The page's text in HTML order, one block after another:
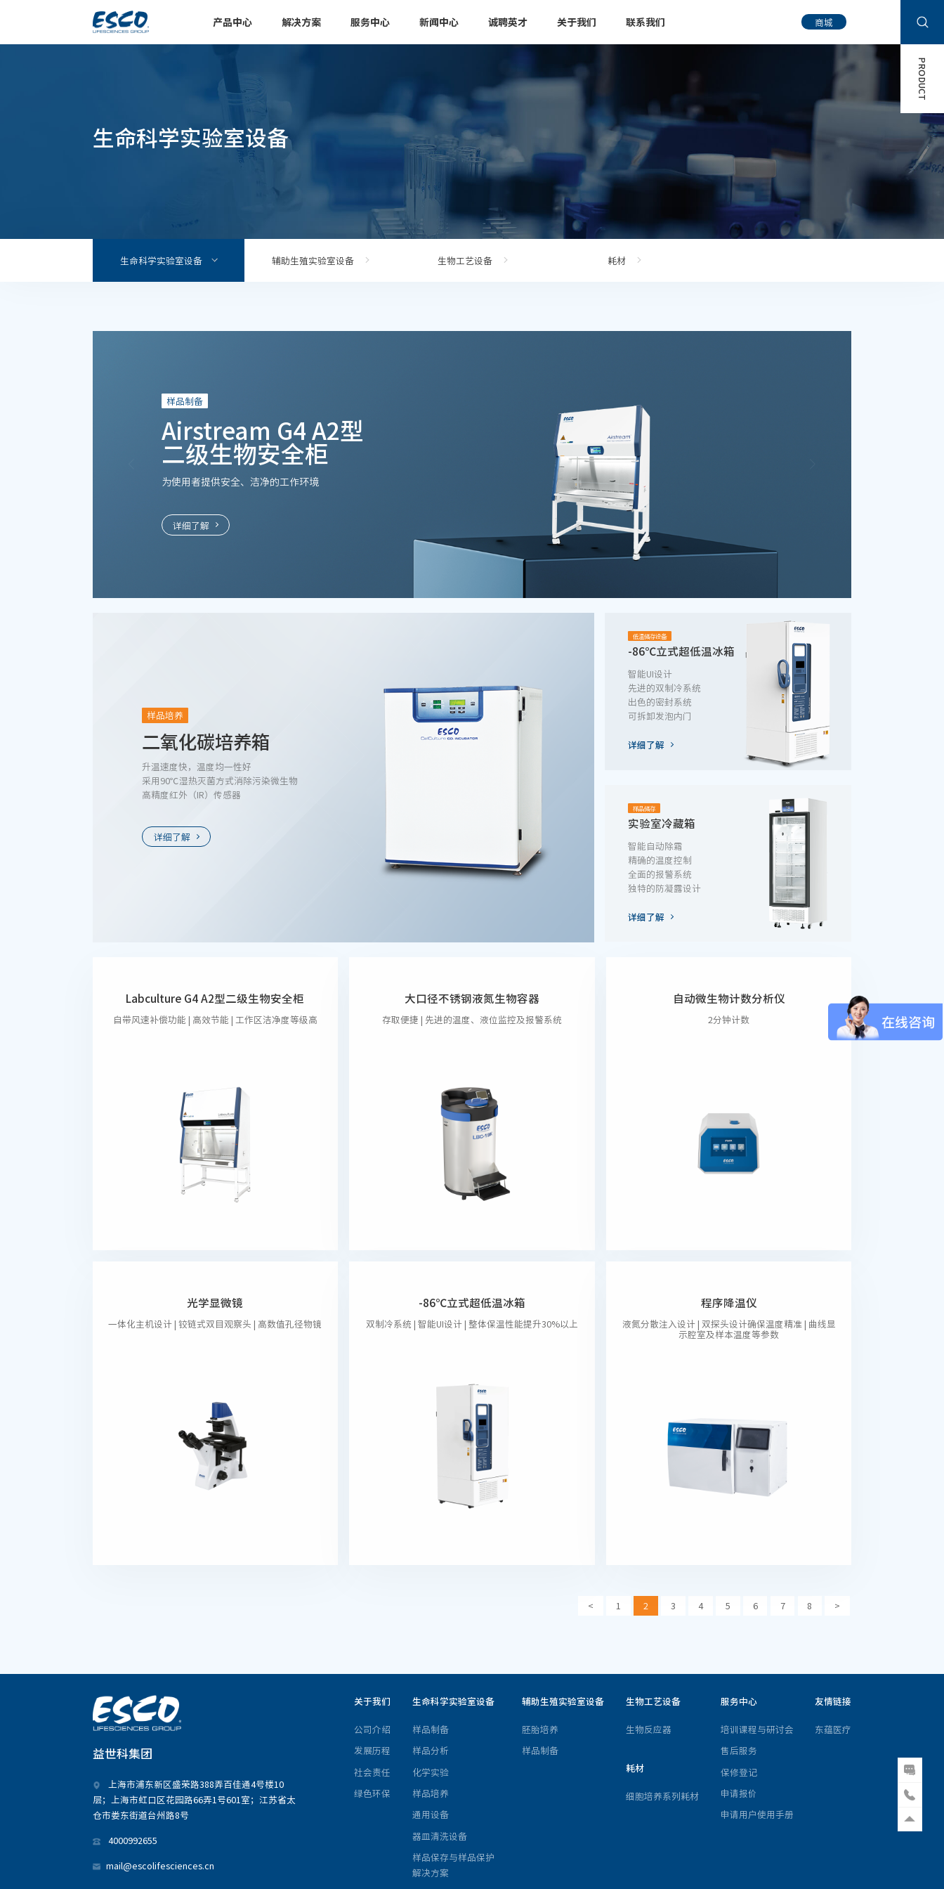
产品中心 解决方案 服务中心 新闻中心 诚聘英才 关于我们 联系我们 商城
PRODUCT
生命科学实验室设备
生命科学实验室设备 辅助生殖实验室设备 生物工艺设备 耗材
样品制备
Airstream G4 A2型
二级生物安全柜
为使用者提供安全、洁净的工作环境
详细了解
样品培养
二氧化碳培养箱
升温速度快，温度均一性好
采用90℃湿热灭菌方式消除污染微生物
高精度红外（IR）传感器
详细了解
低温储存设备
-86℃立式超低温冰箱
智能UI设计
先进的双制冷系统
出色的密封系统
可拆卸发泡内门
详细了解
样品储存
实验室冷藏箱
智能自动除霜
精确的温度控制
全面的报警系统
独特的防凝露设计
详细了解
Labculture G4 A2型二级生物安全柜
自带风速补偿功能 | 高效节能 | 工作区洁净度等级高
大口径不锈钢液氮生物容器
存取便捷 | 先进的温度、液位监控及报警系统
自动微生物计数分析仪
2分钟计数
光学显微镜
一体化主机设计 | 铰链式双目观察头 | 高数值孔径物镜
-86℃立式超低温冰箱
双制冷系统 | 智能UI设计 | 整体保温性能提升30%以上
程序降温仪
液氮分散注入设计 | 双探头设计确保温度精准 | 曲线显
示腔室及样本温度等参数
< 1 2 3 4 5 6 7 8 >
益世科集团
上海市浦东新区盛荣路388弄百佳通4号楼10
层；上海市虹口区花园路66弄1号601室；江苏省太
仓市娄东街道台州路8号
4000992655
mail@escolifesciences.cn
关于我们
公司介绍
发展历程
社会责任
绿色环保
生命科学实验室设备
样品制备
样品分析
化学实验
样品培养
通用设备
器皿清洗设备
样品保存与样品保护
解决方案
辅助生殖实验室设备
胚胎培养
样品制备
生物工艺设备
生物反应器
耗材
细胞培养系列耗材
服务中心
培训课程与研讨会
售后服务
保修登记
申请报价
申请用户使用手册
友情链接
东蕴医疗